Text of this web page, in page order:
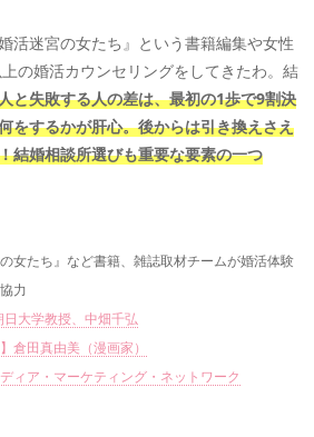
活迷宮の女たち』という書籍編集や女性
の婚活カウンセリングをしてきたわ。結
と失敗する人の差は、最初の1歩で9割決
をするかが肝心。後からは引き換えさえ
結婚相談所選びも重要な要素の一つ
女たち』など書籍、雑誌取材チームが婚活体験
力
大学教授、中畑千弘
倉田真由美（漫画家）
ィア・マーケティング・ネットワーク